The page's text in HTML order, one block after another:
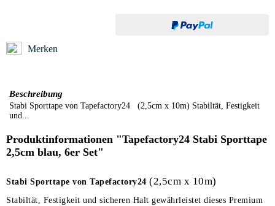
Merken
Beschreibung
Stabi Sporttape von Tapefactory24 (2,5cm x 10m) Stabiltät, Festigkeit
und...
Produktinformationen "Tapefactory24 Stabi Sporttape
2,5cm blau, 6er Set"
Stabi Sporttape von Tapefactory24 (2,5cm x 10m)
Stabiltät, Festigkeit und sicheren Halt gewährleistet dieses Premium